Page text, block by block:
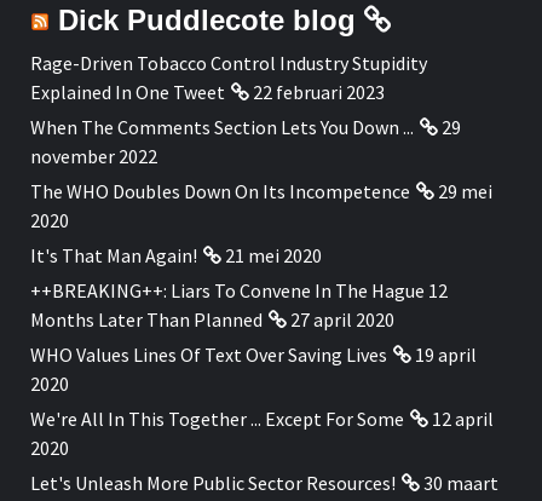
Dick Puddlecote blog
Rage-Driven Tobacco Control Industry Stupidity
Explained In One Tweet
22 februari 2023
When The Comments Section Lets You Down ...
29
november 2022
The WHO Doubles Down On Its Incompetence
29 mei
2020
It's That Man Again!
21 mei 2020
++BREAKING++: Liars To Convene In The Hague 12
Months Later Than Planned
27 april 2020
WHO Values Lines Of Text Over Saving Lives
19 april
2020
We're All In This Together ... Except For Some
12 april
2020
Let's Unleash More Public Sector Resources!
30 maart